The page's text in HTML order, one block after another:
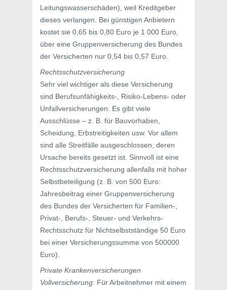
Leitungswasserschäden), weil Kreditgeber
dieses verlangen. Bei günstigen Anbietern
kostet sie 0,65 bis 0,80 Euro je 1 000 Euro,
über eine Gruppenversicherung des Bundes
der Versicherten nur 0,54 bis 0,57 Euro.
Rechtsschutzversicherung
Sehr viel wichtiger als diese Versicherung
sind Berufsunfähigkeits-, Risiko-Lebens- oder
Unfallversicherungen. Es gibt viele
Ausschlüsse – z. B. für Bauvorhaben,
Scheidung, Erbstreitigkeiten usw. Vor allem
sind alle Streitfälle ausgeschlossen, deren
Ursache bereits gesetzt ist. Sinnvoll ist eine
Rechtsschutzversicherung allenfalls mit hoher
Selbstbeteiligung (z. B. von 500 Euro:
Jahresbeitrag einer Gruppenversicherung
des Bundes der Versicherten für Familien-,
Privat-, Berufs-, Steuer- und Verkehrs-
Rechtsschutz für Nichtselbstständige 50 Euro
bei einer Versicherungssumme von 500000
Euro).
Private Krankenversicherungen
Vollversicherung: Für Arbeitnehmer mit einem